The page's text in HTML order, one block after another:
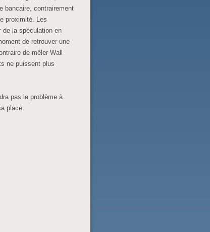
bancaire, contrairement
proximité. Les
de la spéculation en
de retrouver une
de mêler Wall
ne puissent plus
pas le problème à
place.